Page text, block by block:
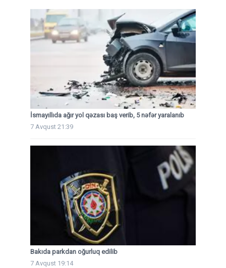
İsmayıllıda ağır yol qəzası baş verib, 5 nəfər yaralanıb
7 Avqust 21:39
Bakıda parkdan oğurluq edilib
7 Avqust 19:14